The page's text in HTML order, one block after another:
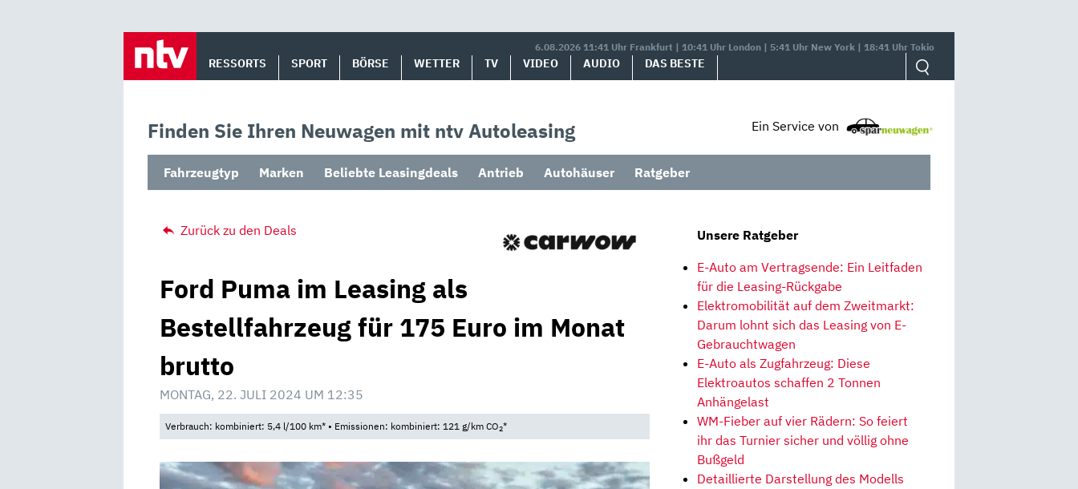
6.08.2026 11:41 Uhr Frankfurt | 10:41 Uhr London | 5:41 Uhr New York | 18:41 Uhr Tokio
RESSORTS SPORT BÖRSE WETTER TV VIDEO AUDIO DAS BESTE
Finden Sie Ihren Neuwagen mit ntv Autoleasing Ein Service von
Fahrzeugtyp Marken Beliebte Leasingdeals Antrieb Autohäuser Ratgeber
Zurück zu den Deals
Ford Puma im Leasing als
Bestellfahrzeug für 175 Euro im Monat
brutto
MONTAG, 22. JULI 2024 UM 12:35
Verbrauch: kombiniert: 5,4 l/100 km* • Emissionen: kombiniert: 121 g/km CO2*
Unsere Ratgeber
E-Auto am Vertragsende: Ein Leitfaden
für die Leasing-Rückgabe
Elektromobilität auf dem Zweitmarkt:
Darum lohnt sich das Leasing von E-
Gebrauchtwagen
E-Auto als Zugfahrzeug: Diese
Elektroautos schaffen 2 Tonnen
Anhängelast
WM-Fieber auf vier Rädern: So feiert
ihr das Turnier sicher und völlig ohne
Bußgeld
Detaillierte Darstellung des Modells